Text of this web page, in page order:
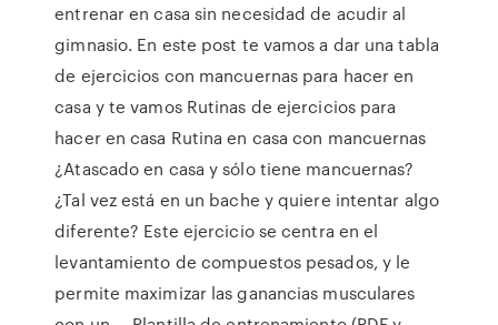
entrenar en casa sin necesidad de acudir al
gimnasio. En este post te vamos a dar una tabla
de ejercicios con mancuernas para hacer en
casa y te vamos Rutinas de ejercicios para
hacer en casa Rutina en casa con mancuernas
¿Atascado en casa y sólo tiene mancuernas?
¿Tal vez está en un bache y quiere intentar algo
diferente? Este ejercicio se centra en el
levantamiento de compuestos pesados, y le
permite maximizar las ganancias musculares